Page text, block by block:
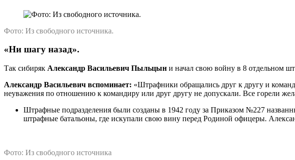
Фото: Из свободного источника.
«Ни шагу назад».
Так сибиряк Александр Васильевич Пыльцын и начал свою войну в 8 отдельном
Александр Васильевич вспоминает: «Штрафники обращались друг к другу и
неуважения по отношению к командиру или друг другу не допускали. Все горели
Штрафные подразделения были созданы в 1942 году за Приказом №227
штрафные батальоны, где искупали свою вину перед Родиной офицеры.
Фото: Из свободного источника